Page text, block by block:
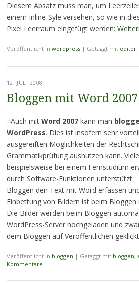
Diesem Absatz muss man, um
einem Inline-Syle versehen, so wie in
Pixel Leerraum eingefügt werden:
Veröffentlicht in wordpress | Getaggt mit editor,
12. JULI 2008
Bloggen mit Word 2007
Auch mit Word 2007kann man
WordPress. Dies ist insofern sehr
ausgereiften Möglichkeiten der
Grammatikprüfung ausnutzen kann.
beispielsweise bei einem Fernstudium
durch Software-Funktionen
Bloggen den Text mit Word erfassen
Einbettung von Bildern ist beim
Die Bilder werden beim Bloggen
WordPress-Server hochgeladen und
dem Bloggen auf Veröffentlichen
Veröffentlicht in bloggen | Getaggt mit bloggen,
Kommentare